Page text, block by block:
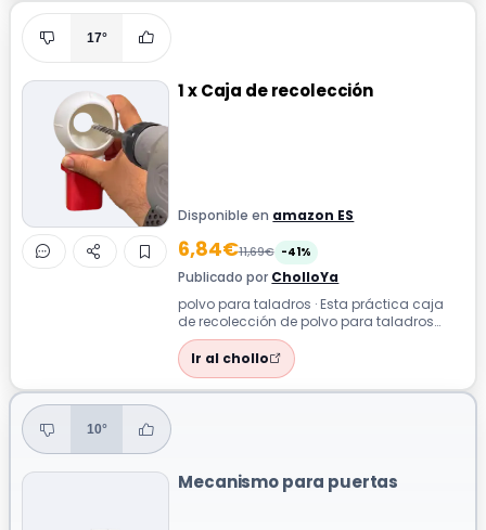
17°
1 x Caja de recolección
Disponible en amazon ES
6,84€11,69€ -41%
Publicado por CholloYa
polvo para taladros · Esta práctica caja
de recolección de polvo para taladros
está diseñada para mantener limpio tu ...
Ir al chollo
10°
Mecanismo para puertas